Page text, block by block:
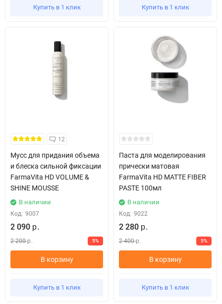
Купить в 1 клик Купить в 1 клик
12
Мусс для придания объема
и блеска сильной фиксации
FarmaVita HD VOLUME &
SHINE MOUSSE
В наличии
Код: 9007
2 090 р.
2 200 р. 5%
В корзину
Купить в 1 клик
Паста для моделирования
прически матовая
FarmaVita HD MATTE FIBER
PASTE 100мл
В наличии
Код: 9022
2 280 р.
2 400 р. 5%
В корзину
Купить в 1 клик